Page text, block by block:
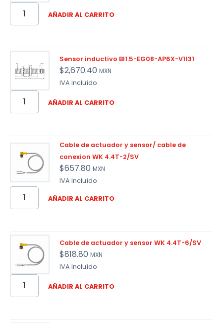
AÑADIR AL CARRITO
Sensor inductivo BI1.5-EG08-AP6X-V1131
$2,670.40 MXN
IVA Incluído
AÑADIR AL CARRITO
Cable de actuador y sensor/ cable de
conexion WK 4.4T-2/SV
$657.80 MXN
IVA Incluído
AÑADIR AL CARRITO
Cable de actuador y sensor WK 4.4T-6/SV
$818.80 MXN
IVA Incluído
AÑADIR AL CARRITO